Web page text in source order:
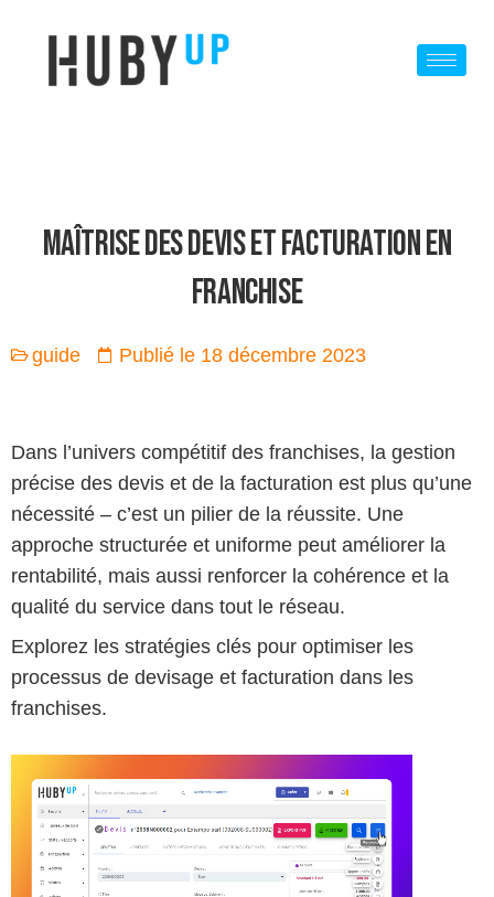
MAÎTRISE DES DEVIS ET FACTURATION EN
FRANCHISE
guide Publié le 18 décembre 2023
Dans l’univers compétitif des franchises, la gestion
précise des devis et de la facturation est plus qu’une
nécessité – c’est un pilier de la réussite. Une
approche structurée et uniforme peut améliorer la
rentabilité, mais aussi renforcer la cohérence et la
qualité du service dans tout le réseau.
Explorez les stratégies clés pour optimiser les
processus de devisage et facturation dans les
franchises.